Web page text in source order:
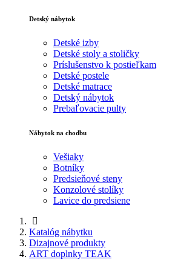
Detský nábytok
Detské izby
Detské stoly a stoličky
Príslušenstvo k postieľkam
Detské postele
Detské matrace
Detský nábytok
Prebaľovacie pulty
Nábytok na chodbu
Vešiaky
Botníky
Predsieňové steny
Konzolové stolíky
Lavice do predsiene
Katalóg nábytku
Dizajnové produkty
ART doplnky TEAK